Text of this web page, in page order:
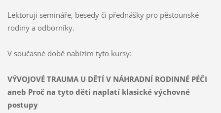
Lektoruji semináře, besedy či přednášky pro pěstounské
rodiny a odborníky.
V současné době nabízím tyto kursy:
VÝVOJOVÉ TRAUMA U DĚTÍ V NÁHRADNÍ RODINNÉ PÉČI
aneb Proč na tyto děti naplatí klasické výchovné
postupy